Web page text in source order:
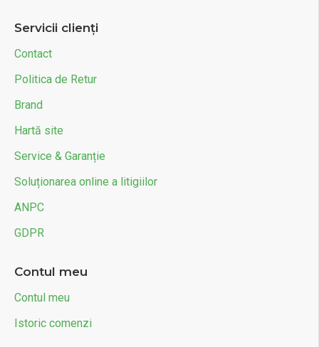
Servicii clienți
Contact
Politica de Retur
Brand
Hartă site
Service & Garanție
Soluționarea online a litigiilor
ANPC
GDPR
Contul meu
Contul meu
Istoric comenzi